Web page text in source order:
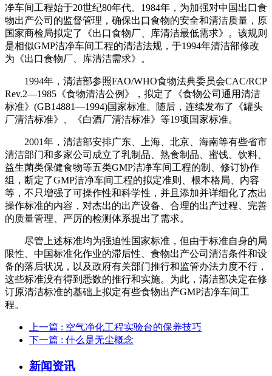
净车间工程始于20世纪80年代。1984年，为加强对中国出口食
物出产公司的监督管理，确保出口食物的安全和清洁质量，原
国家商检局拟定了《出口食物厂、库清洁最低需求》。该规则
是相似GMP洁净车间工程的清洁法规，于1994年清洁部修改
为《出口食物厂、库清洁需求》。
1994年，清洁部参照FAO/WHO食物法典委员会CAC/RCP
Rev.2—1985《食物清洁公例》，拟定了《食物公司通用清洁
标准》(GB14881—1994)国家标准。随后，连续发布了《罐头
厂清洁标准》、《白酒厂清洁标准》等19项国家标准。
2001年，清洁部安排广东、上海、北京、海南等有些省市
清洁部门和多家公司成立了乳制品、熟食制品、蜜饯、饮料、
益生菌类保健食物等五类GMP洁净车间工程的制、修订协作
组，断定了GMP洁净车间工程的拟定准则、根本格局、内容
等，不只增强了可操作性和科学性，并且添加并详细化了杰出
操作标准的内容，对杰出的出产设备、合理的出产过程、完善
的质量管理、严厉的检测体系提出了需求。
尽管上述标准均为强迫性国家标准，但由于标准自身的局
限性、中国标准化作业的滞后性、食物出产公司清洁条件和设
备的落后状况，以及政府有关部门推行和监管办法力度不行，
这些标准没有得到悉数的推行和实施。为此，清洁部决定在修
订原清洁标准的基础上拟定有些食物出产GMP洁净车间工
程。
上一篇 : 空气净化工程实验台的保养技巧
下一篇 : 什么是无尘概念
新闻资讯